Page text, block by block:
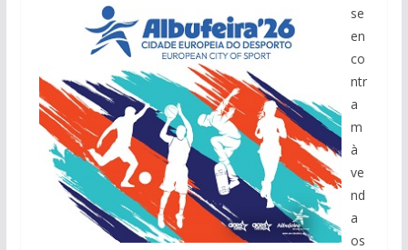
se
en
co
ntr
a
m
à
ve
nd
a
os